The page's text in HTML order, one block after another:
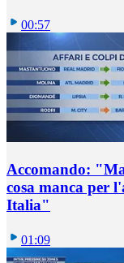
00:57
Accomando:
cosa manca per
Italia"
01:09